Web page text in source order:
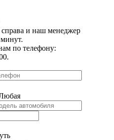
и наш менеджер
по телефону: